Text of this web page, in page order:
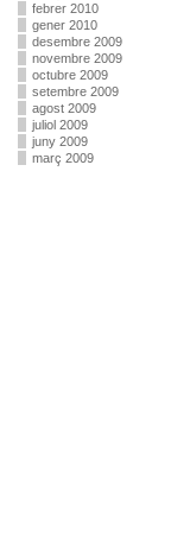
febrer 2010
gener 2010
desembre 2009
novembre 2009
octubre 2009
setembre 2009
agost 2009
juliol 2009
juny 2009
març 2009